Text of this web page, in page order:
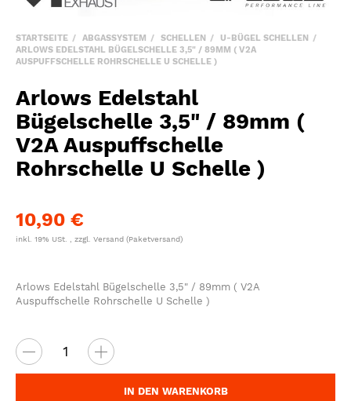
STARTSEITE ABGASSYSTEM SCHELLEN
U-BÜGEL SCHELLEN
ARLOWS EDELSTAHL BÜGELSCHELLE 3,5" / 89MM ( V2A
AUSPUFFSCHELLE ROHRSCHELLE U SCHELLE )
Arlows Edelstahl
Bügelschelle 3,5" / 89mm (
V2A Auspuffschelle
Rohrschelle U Schelle )
10,90 €
inkl. 19% USt. , zzgl. Versand (Paketversand)
Arlows Edelstahl Bügelschelle 3,5" / 89mm ( V2A
Auspuffschelle Rohrschelle U Schelle )
IN DEN WARENKORB